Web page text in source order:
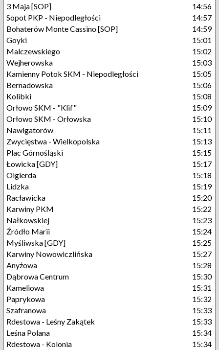
3 Maja [SOP]
14:56
Sopot PKP - Niepodległości
14:57
Bohaterów Monte Cassino [SOP]
14:59
Goyki
15:01
Malczewskiego
15:02
Wejherowska
15:03
Kamienny Potok SKM - Niepodległości
15:05
Bernadowska
15:06
Kolibki
15:08
Orłowo SKM - "Klif"
15:09
Orłowo SKM - Orłowska
15:10
Nawigatorów
15:11
Zwycięstwa - Wielkopolska
15:13
Plac Górnośląski
15:15
Łowicka [GDY]
15:17
Olgierda
15:18
Lidzka
15:19
Racławicka
15:20
Karwiny PKM
15:22
Nałkowskiej
15:23
Źródło Marii
15:24
Myśliwska [GDY]
15:25
Karwiny Nowowiczlińska
15:27
Anyżowa
15:28
Dąbrowa Centrum
15:30
Kameliowa
15:31
Paprykowa
15:32
Szafranowa
15:33
Rdestowa - Leśny Zakątek
15:33
Leśna Polana
15:34
Rdestowa - Kolonia
15:34